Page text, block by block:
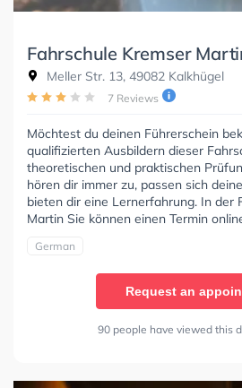
Fahrschule Kremser
Meller Str. 13, 49082 Kalkhügel
7 Reviews
Möchtest du deinen Führerschein
qualifizierten Ausbildern dieser
theoretischen und praktischen
hören dir immer zu, passen sich
bieten dir eine Lernerfahrung. In der
Martin Sie können einen Termin
German
Request an
90 people have viewed this